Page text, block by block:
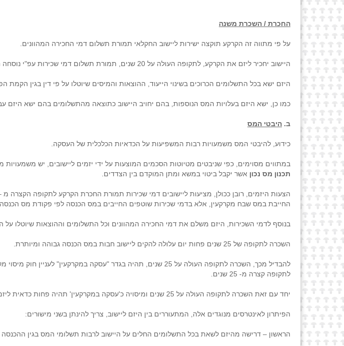
החכרת / השכרת משנה
על פי מתווה זה הקרקע תוקצה ישירות ליישוב החקלאי תמורת תשלום דמי החכירה המהוונים.
היישוב יחכיר ליזם את הקרקע, לתקופה העולה על 20 שנים, תמורת תשלום דמי שכירות עפ"י נוסחה הנקבעת בהסכם.
היזם ישא בכל התשלומים הכרוכים בשינוי הייעוד, ההוצאות והמיסים שיוטלו על פי דין בגין הקמת
כמו כן, ישא היזם בעלויות המס הנוספות, בהם יחויב היישוב כתוצאה מהתשלומים בהם ישא היזם
ב. היבטי המס
כידוע, להיבטי המס משמעויות רבות המשפיעות על הכדאיות הכלכלית של העסקה.
במתווים מסוימים, כפי שניבטים מטיוטות הסכמים המוצעות על ידי יזמים ליישובים, יש
תכנון מס נכון אשר יקבל ביטוי במשא ומתן המוקדם בין הצדדים.
החייבת במס שבח מקרקעין, אלא בדמי שכירות שוטפים החייבים במס הכנסה לפי פקודת מס הכנסה.
בנוסף לדמי השכירות, היזם משלם את דמי החכירה המהוונים וכל התשלומים וההוצאות שיוטלו על
השכרה לתקופה של 25 שנים פחות יום עלולה להקים ליישוב חבות במס הכנסה גבוהה ומיותרת.
להבדיל מכך, השכרה לתקופה העולה על 25 שנים, תהיה בגדר "עסקה
לתקופה קצרה מ- 25 שנים.
יחד עם זאת השכרה לתקופה העולה על 25 שנים ומיסויה כ'עסקה במקרקעין' תהיה פחות כדאית ליזם ותפחית את הרווחיות שלו באופן משמעותי.
הפיתרון לאינטרסים מנוגדים אלה, המתעוררים בין היזם ליישוב, צריך להינתן בשני מישורים:
הראשון – דרישה מהיזם לשאת בכל התשלומים החלים על היישוב לרבות תשלומי המס בגין ההכנסה